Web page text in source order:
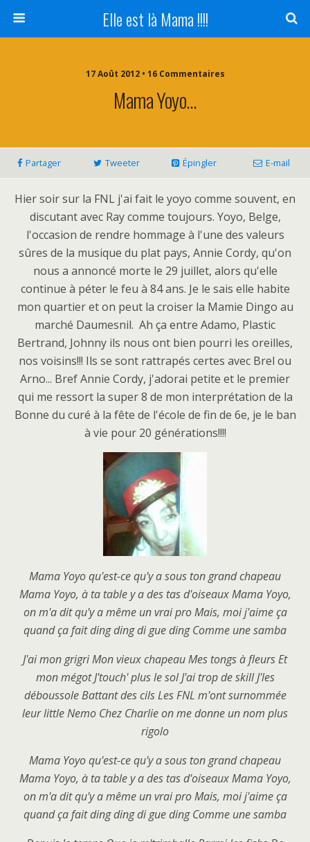
Elle est là Mama !!!!
17 Août 2012 • 16 Commentaires
Mama Yoyo…
Partager Tweeter Épingler E-mail
Hier soir sur la FNL j'ai fait le yoyo comme souvent, en
discutant avec Ray comme toujours. Yoyo, Belge,
l'occasion de rendre hommage à l'une des valeurs
sûres de la musique du plat pays, Annie Cordy, qu'on
nous a annoncé morte le 29 juillet, alors qu'elle
continue à péter le feu à 84 ans. Je le sais elle habite
mon quartier et on peut la croiser la Mamie Dingo au
marché Daumesnil. Ah ça entre Adamo, Plastic
Bertrand, Johnny ils nous ont bien pourri les oreilles,
nos voisins!!! Ils se sont rattrapés certes avec Brel ou
Arno... Bref Annie Cordy, j'adorai petite et le premier
qui me ressort la super 8 de mon interprétation de la
Bonne du curé à la fête de l'école de fin de 6e, je le ban
à vie pour 20 générations!!!!
Mama Yoyo qu'est-ce qu'y a sous ton grand chapeau
Mama Yoyo, à ta table y a des tas d'oiseaux Mama Yoyo,
on m'a dit qu'y a même un vrai pro Mais, moi j'aime ça
quand ça fait ding ding di gue ding Comme une samba
J'ai mon grigriMon vieux chapeauMes tongs à fleursEt
mon mégot J'touch' plus le sol J'ai trop de skill J'les
déboussoleBattant des cils Les FNL m'ont surnommée
leur little Nemo Chez Charlie on me donne un nom plus
rigolo
Mama Yoyo qu'est-ce qu'y a sous ton grand chapeau
Mama Yoyo, à ta table y a des tas d'oiseaux Mama Yoyo,
on m'a dit qu'y a même un vrai pro Mais, moi j'aime ça
quand ça fait ding ding di gue ding Comme une samba